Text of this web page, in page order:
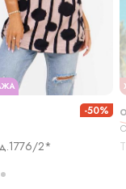
-50%
2*